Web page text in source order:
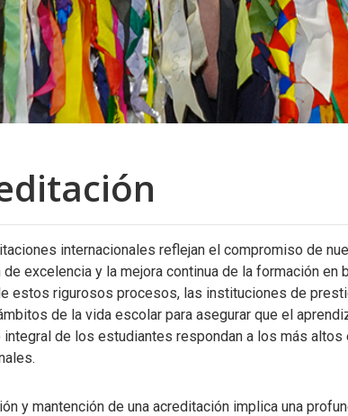
internacionales reflejan el compromiso de
de excelencia y la mejora continua de la formación en
estos rigurosos procesos, las instituciones de
de la vida escolar para asegurar que el
de los estudiantes respondan a los más altos
y mantención de una acreditación implica una